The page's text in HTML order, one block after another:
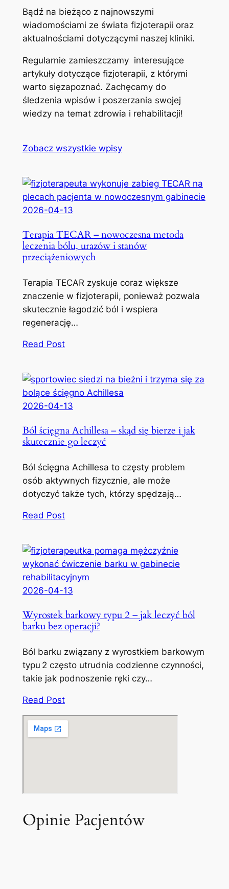
Bądź na bieżąco z najnowszymi
wiadomościami ze świata fizjoterapii oraz
aktualnościami dotyczącymi naszej kliniki.
Regularnie zamieszczamy interesujące
artykuły dotyczące fizjoterapii, z którymi
warto sięzapoznać. Zachęcamy do
śledzenia wpisów i poszerzania swojej
wiedzy na temat zdrowia i rehabilitacji!
Zobacz wszystkie wpisy
2026-04-13
Terapia TECAR – nowoczesna metoda
leczenia bólu, urazów i stanów
przeciążeniowych
Terapia TECAR zyskuje coraz większe
znaczenie w fizjoterapii, ponieważ pozwala
skutecznie łagodzić ból i wspiera
regenerację…
Read Post
2026-04-13
Ból ścięgna Achillesa – skąd się bierze i jak
skutecznie go leczyć
Ból ścięgna Achillesa to częsty problem
osób aktywnych fizycznie, ale może
dotyczyć także tych, którzy spędzają…
Read Post
2026-04-13
Wyrostek barkowy typu 2 – jak leczyć ból
barku bez operacji?
Ból barku związany z wyrostkiem barkowym
typu 2 często utrudnia codzienne czynności,
takie jak podnoszenie ręki czy…
Read Post
Opinie Pacjentów